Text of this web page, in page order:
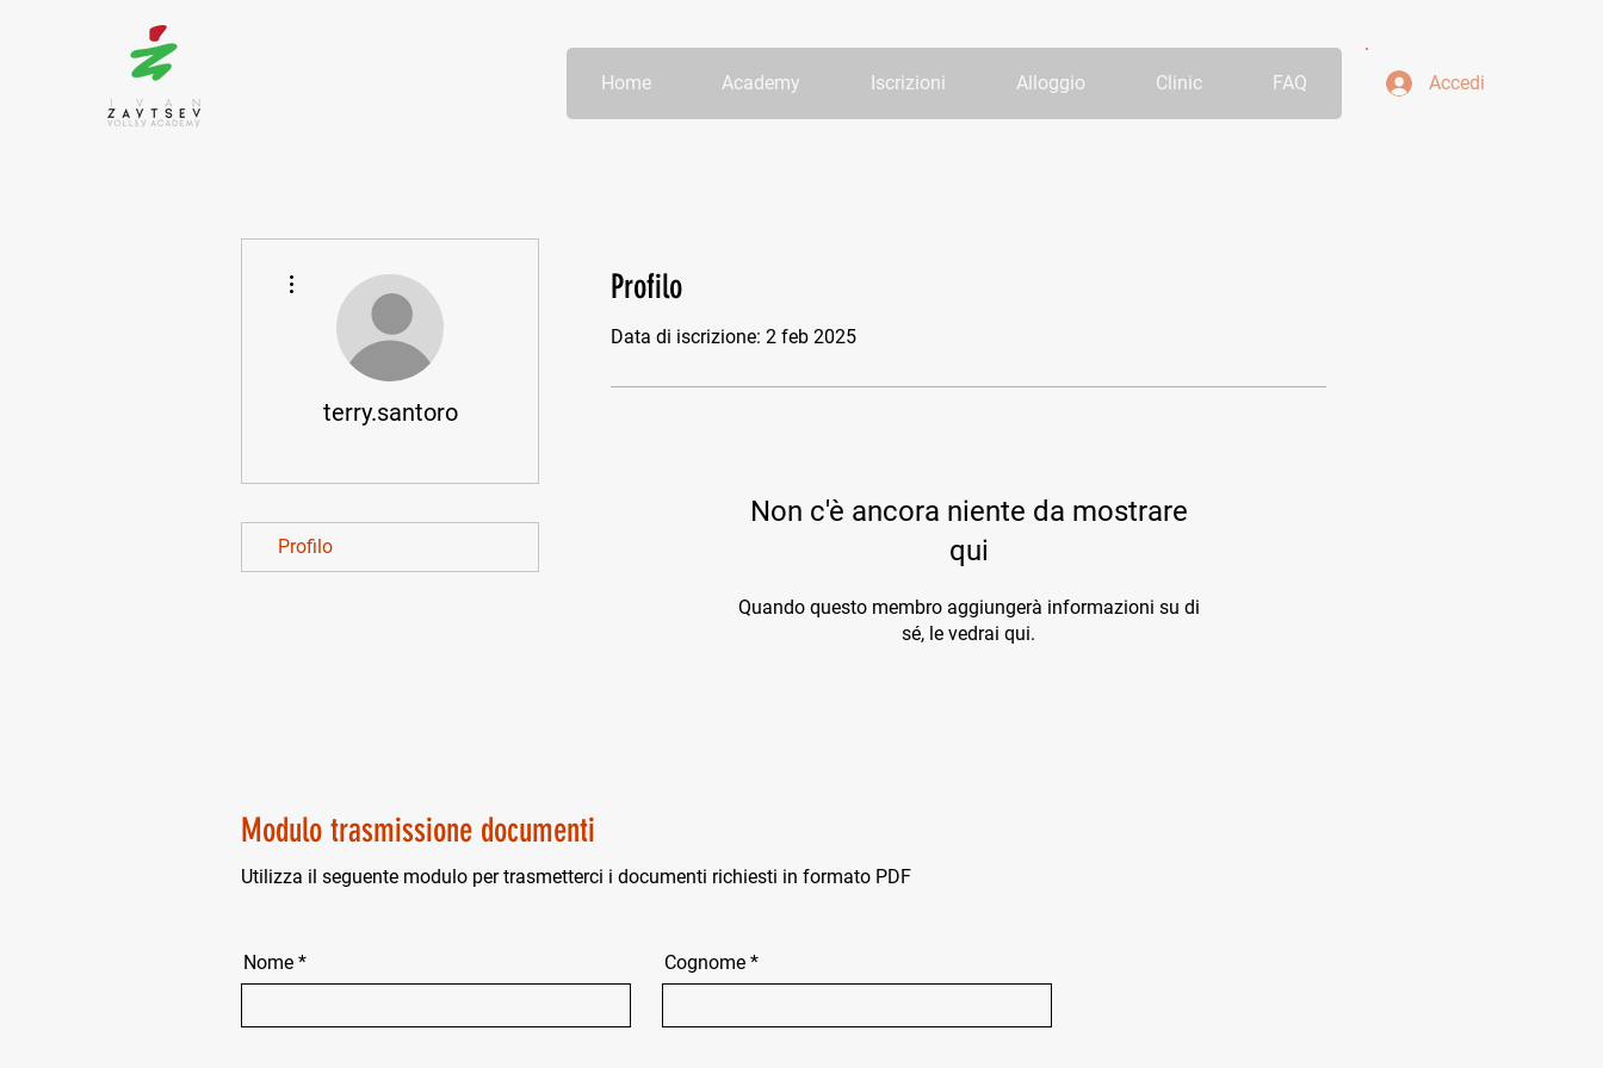
Home Academy Iscrizioni Alloggio Clinic FAQ Accedi
Profilo
Data di iscrizione: 2 feb 2025
Non c'è ancora niente da mostrare
qui
Quando questo membro aggiungerà informazioni su di
sé, le vedrai qui.
Modulo trasmissione documenti
Utilizza il seguente modulo per trasmetterci i documenti richiesti in formato PDF
Nome Cognome
terry.santoro
Profilo